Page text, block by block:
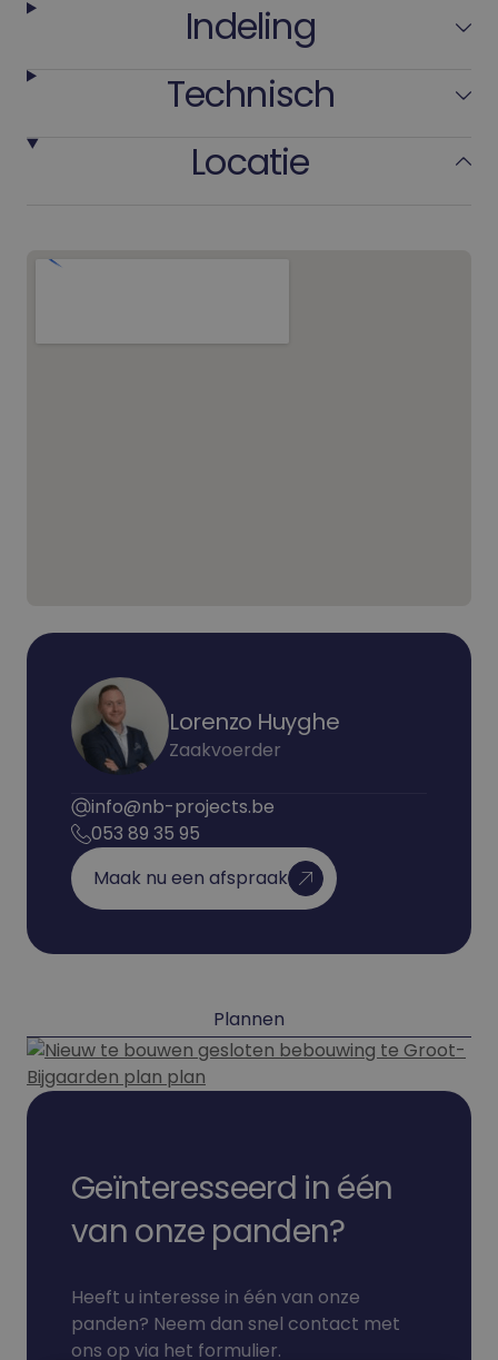
Indeling
Technisch
Locatie
Lorenzo Huyghe
Zaakvoerder
info@nb-projects.be
053 89 35 95
Maak nu een afspraak
Plannen
Geïnteresseerd in één
van onze panden?
Heeft u interesse in één van onze
panden? Neem dan snel contact met
ons op via het formulier.